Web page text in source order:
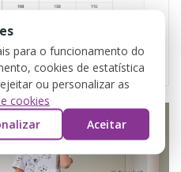
para o funcionamento do
cookies de estatística
ou personalizar as
cookies
Aceitar